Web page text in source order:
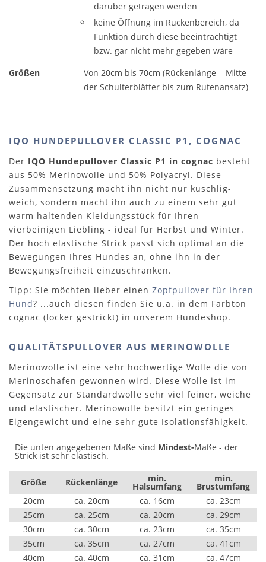
darüber getragen werden
keine Öffnung im Rückenbereich, da
Funktion durch diese beeinträchtigt
bzw. gar nicht mehr gegeben wäre
Größen
Von 20cm bis 70cm (Rückenlänge = Mitte
der Schulterblätter bis zum Rutenansatz)
IQO HUNDEPULLOVER CLASSIC P1, COGNAC
Der IQO Hundepullover Classic P1 in cognac besteht
aus 50% Merinowolle und 50% Polyacryl. Diese
Zusammensetzung macht ihn nicht nur kuschlig-
weich, sondern macht ihn auch zu einem sehr gut
warm haltenden Kleidungsstück für Ihren
vierbeinigen Liebling - ideal für Herbst und Winter.
Der hoch elastische Strick passt sich optimal an die
Bewegungen Ihres Hundes an, ohne ihn in der
Bewegungsfreiheit einzuschränken.
Tipp: Sie möchten lieber einen Zopfpullover für Ihren
Hund? ...auch diesen finden Sie u.a. in dem Farbton
cognac (locker gestrickt) in unserem Hundeshop.
QUALITÄTSPULLOVER AUS MERINOWOLLE
Merinowolle ist eine sehr hochwertige Wolle die von
Merinoschafen gewonnen wird. Diese Wolle ist im
Gegensatz zur Standardwolle sehr viel feiner, weiche
und elastischer. Merinowolle besitzt ein geringes
Eigengewicht und eine sehr gute Isolationsfähigkeit.
Die unten angegebenen Maße sind Mindest-Maße - der
Strick ist sehr elastisch.
Größe Rückenlänge min.
Halsumfang
min.
Brustumfang
20cm
ca. 20cm ca. 16cm
ca. 23cm
25cm
ca. 25cm ca. 20cm
ca. 29cm
30cm
ca. 30cm ca. 23cm
ca. 35cm
35cm
ca. 35cm ca. 27cm
ca. 41cm
40cm
ca. 40cm ca. 31cm ca. 47cm